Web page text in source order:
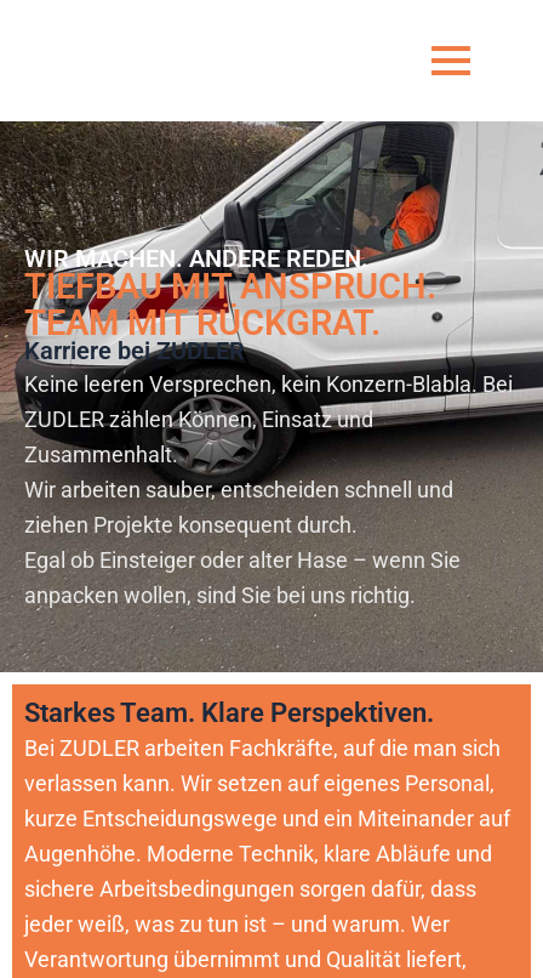
WIR MACHEN. ANDERE REDEN.
TIEFBAU MIT ANSPRUCH.
TEAM MIT RÜCKGRAT.
Karriere bei ZUDLER
Keine leeren Versprechen, kein Konzern-Blabla. Bei
ZUDLER zählen Können, Einsatz und
Zusammenhalt.
Wir arbeiten sauber, entscheiden schnell und
ziehen Projekte konsequent durch.
Egal ob Einsteiger oder alter Hase – wenn Sie
anpacken wollen, sind Sie bei uns richtig.
Starkes Team. Klare Perspektiven.
Bei ZUDLER arbeiten Fachkräfte, auf die man sich
verlassen kann. Wir setzen auf eigenes Personal,
kurze Entscheidungswege und ein Miteinander auf
Augenhöhe. Moderne Technik, klare Abläufe und
sichere Arbeitsbedingungen sorgen dafür, dass
jeder weiß, was zu tun ist – und warum. Wer
Verantwortung übernimmt und Qualität liefert,